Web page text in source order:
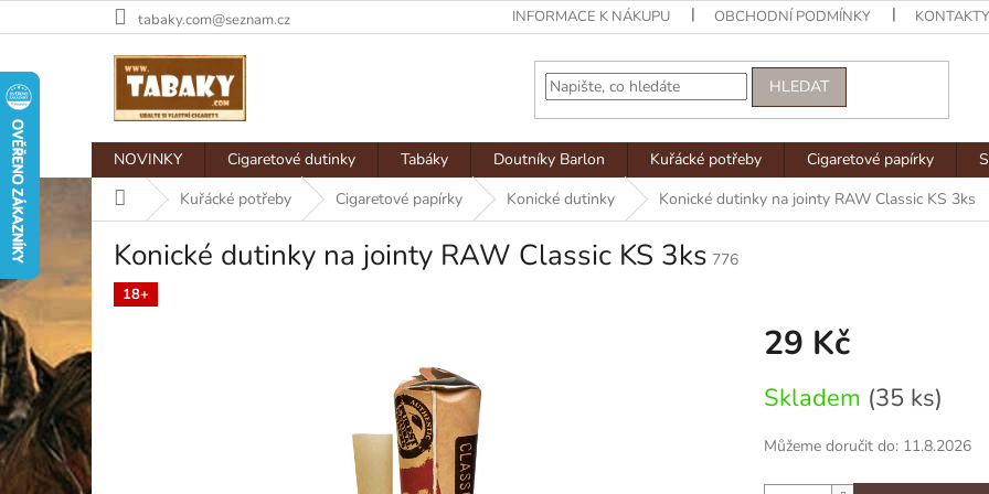
na
tabaky.com@seznam.cz INFORMACE K NÁKUPU OBCHODNÍ PODMÍNKY KONTAKTY
HLEDAT
NOVINKY Cigaretové dutinky Tabáky Doutníky Barlon Kuřácké potřeby Cigaretové papírky
Domů Kuřácké potřeby Cigaretové papírky Konické dutinky Konické dutinky na jointy RAW Classic KS 3ks
Konické dutinky na jointy RAW Classic KS 3ks 776
18+
29 Kč
cena:
Skladem (35 ks)
Můžeme doručit do: 11.8.2026